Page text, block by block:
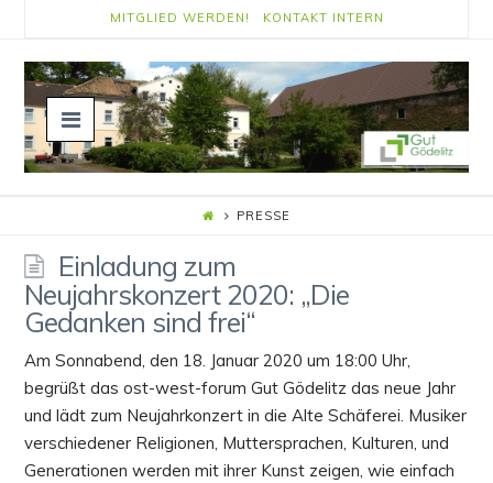
MITGLIED WERDEN! KONTAKT INTERN
Navigation
PRESSE
Einladung zum
Neujahrskonzert 2020: „Die
Gedanken sind frei“
Am Sonnabend, den 18. Januar 2020 um 18:00 Uhr,
begrüßt das ost-west-forum Gut Gödelitz das neue Jahr
und lädt zum Neujahrkonzert in die Alte Schäferei. Musiker
verschiedener Religionen, Muttersprachen, Kulturen, und
Generationen werden mit ihrer Kunst zeigen, wie einfach